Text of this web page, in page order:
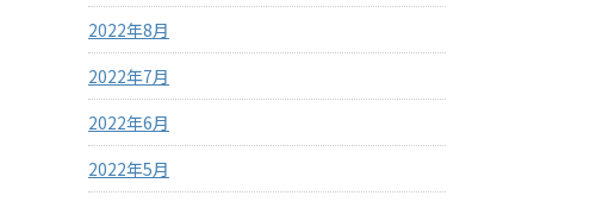
2022年8月
2022年7月
2022年6月
2022年5月